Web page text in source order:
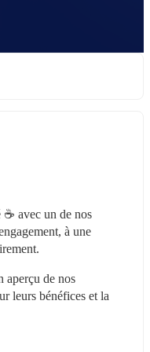
avec un de nos
à une
aperçu de nos
leurs bénéfices et la